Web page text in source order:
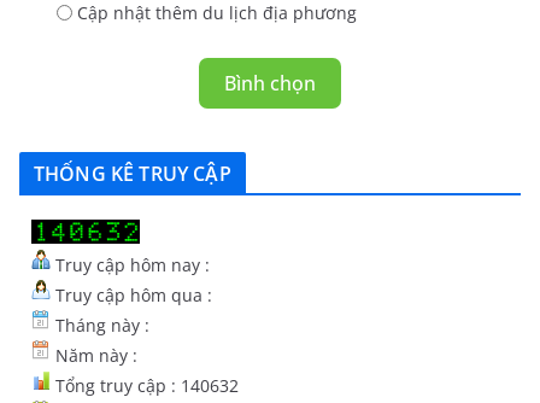
Cập nhật thêm du lịch địa phương
Bình chọn
THỐNG KÊ TRUY CẬP
Truy cập hôm nay :
Truy cập hôm qua :
Tháng này :
Năm này :
Tổng truy cập : 140632